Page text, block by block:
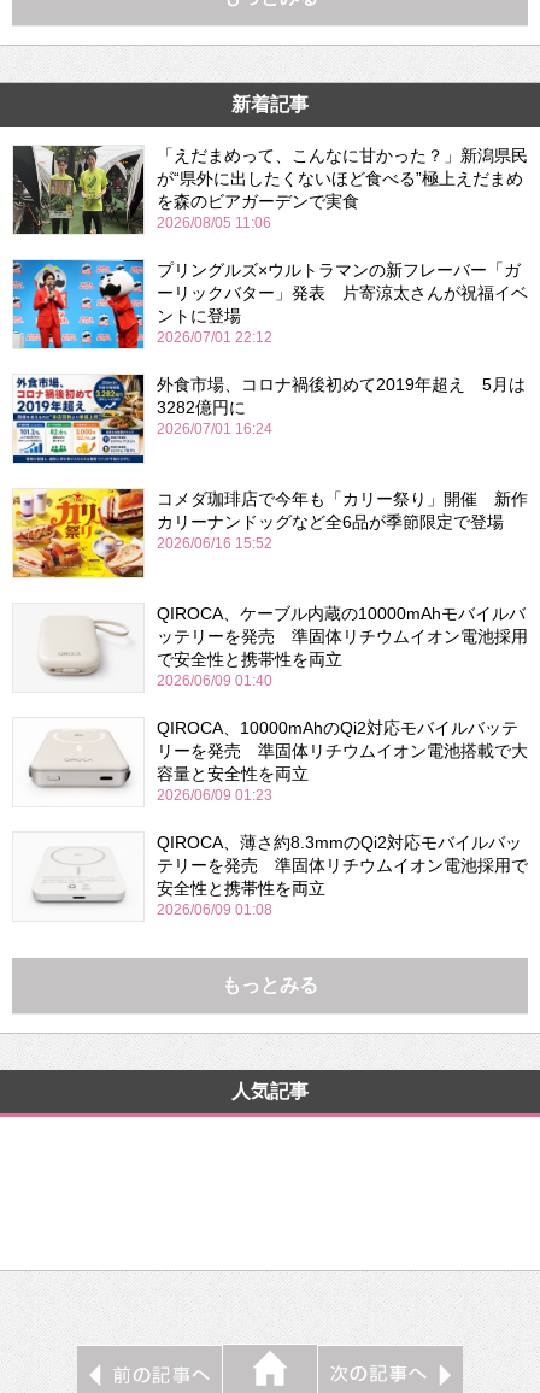
新着記事
「えだまめって、こんなに甘かった？」新潟県民
が“県外に出したくないほど食べる”極上えだまめ
を森のビアガーデンで実食
2026/08/05 11:06
プリングルズ×ウルトラマンの新フレーバー「ガ
ーリックバター」発表 片寄涼太さんが祝福イベ
ントに登場
2026/07/01 22:12
外食市場、コロナ禍後初めて2019年超え 5月は
3282億円に
2026/07/01 16:24
コメダ珈琲店で今年も「カリー祭り」開催 新作
カリーナンドッグなど全6品が季節限定で登場
2026/06/16 15:52
QIROCA、ケーブル内蔵の10000mAhモバイルバ
ッテリーを発売 準固体リチウムイオン電池採用
で安全性と携帯性を両立
2026/06/09 01:40
QIROCA、10000mAhのQi2対応モバイルバッテ
リーを発売 準固体リチウムイオン電池搭載で大
容量と安全性を両立
2026/06/09 01:23
QIROCA、薄さ約8.3mmのQi2対応モバイルバッ
テリーを発売 準固体リチウムイオン電池採用で
安全性と携帯性を両立
2026/06/09 01:08
もっとみる
人気記事